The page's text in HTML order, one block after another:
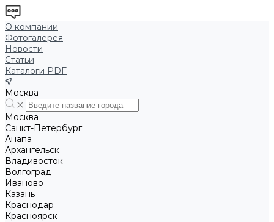
О компании
Фотогалерея
Новости
Статьи
Каталоги PDF
Москва
Москва
Санкт-Петербург
Анапа
Архангельск
Владивосток
Волгоград
Иваново
Казань
Краснодар
Красноярск